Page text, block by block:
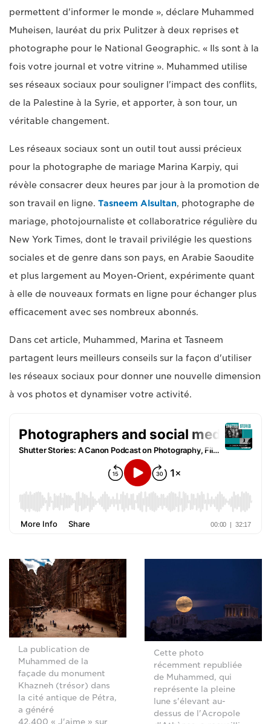
permettent d'informer le monde », déclare Muhammed
Muheisen, lauréat du prix Pulitzer à deux reprises et
photographe pour le National Geographic. « Ils sont à la
fois votre journal et votre vitrine ». Muhammed utilise
ses réseaux sociaux pour souligner l'impact des conflits,
de la Palestine à la Syrie, et apporter, à son tour, un
véritable changement.
Les réseaux sociaux sont un outil tout aussi précieux
pour la photographe de mariage Marina Karpiy, qui
révèle consacrer deux heures par jour à la promotion de
son travail en ligne. Tasneem Alsultan, photographe de
mariage, photojournaliste et collaboratrice régulière du
New York Times, dont le travail privilégie les questions
sociales et de genre dans son pays, en Arabie Saoudite
et plus largement au Moyen-Orient, expérimente quant
à elle de nouveaux formats en ligne pour échanger plus
efficacement avec ses nombreux abonnés.
Dans cet article, Muhammed, Marina et Tasneem
partagent leurs meilleurs conseils sur la façon d'utiliser
les réseaux sociaux pour donner une nouvelle dimension
à vos photos et dynamiser votre activité.
La publication de
Muhammed de la
façade du monument
Khazneh (trésor) dans
la cité antique de Pétra,
a généré
42.400 « J'aime » sur
Cette photo
récemment republiée
de Muhammed, qui
représente la pleine
lune s'élevant au-
dessus de l'Acropole